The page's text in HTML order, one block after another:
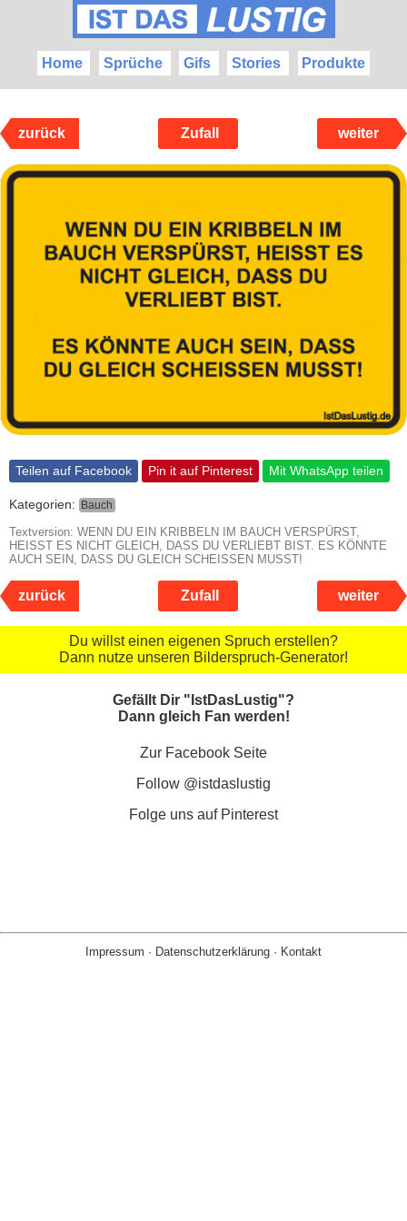
Home Sprüche Gifs Stories Produkte
zurück Zufall weiter
Teilen auf Facebook Pin it auf Pinterest Mit WhatsApp teilen
Kategorien: Bauch
Textversion: WENN DU EIN KRIBBELN IM BAUCH VERSPÜRST,
HEISST ES NICHT GLEICH, DASS DU VERLIEBT BIST. ES KÖNNTE
AUCH SEIN, DASS DU GLEICH SCHEISSEN MUSST!
zurück Zufall weiter
Du willst einen eigenen Spruch erstellen?
Dann nutze unseren Bilderspruch-Generator!
Gefällt Dir "IstDasLustig"?
Dann gleich Fan werden!
Zur Facebook Seite
Follow @istdaslustig
Folge uns auf Pinterest
Impressum · Datenschutzerklärung · Kontakt